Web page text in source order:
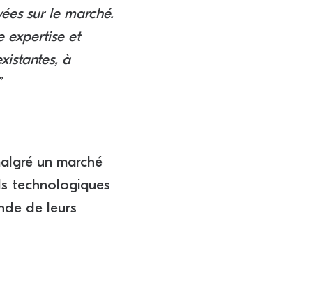
sur le marché.
expertise et
à
un marché
technologiques
de leurs